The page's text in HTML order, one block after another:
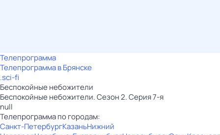
Телепрограмма
Телепрограмма в Брянске
.sci-fi
Беспокойные небожители
Беспокойные небожители. Сезон 2. Серия 7-я
null
Телепрограмма по городам:
Санкт-ПетербургКазаньНижний